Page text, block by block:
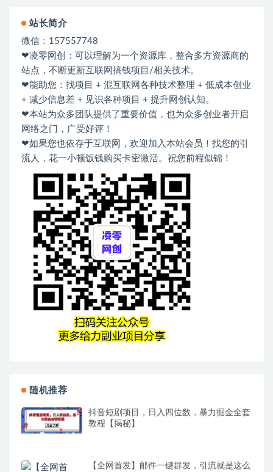
站长简介
微信：157557748
❤凌零网创：可以理解为一个资源库，整合多方资源商的
站点，不断更新互联网搞钱项目/相关技术。
❤能助您：找项目 + 混互联网各种技术整理 + 低成本创业
+ 减少信息差 + 见识各种项目 + 提升网创认知。
❤本站为众多团队提供了重要价值，也为众多创业者开启
网络之门，广受好评！
❤如果您也依存于互联网，欢迎加入本站会员！找您的引
流人，花一小顿饭钱购买卡密激活。祝您前程似锦！
随机推荐
抖音短剧项目，日入四位数，暴力掘金全套
教程【揭秘】
【全网首发】邮件一键群发，引流就是这么